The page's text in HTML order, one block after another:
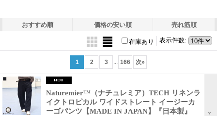
おすすめ順 価格の安い順 売れ筋順
表示件数:
在庫あり
1 2 3 ... 166 次»
Naturemier™（ナチュレミア）TECH リネンラ
イクトロピカル ワイドストレート イージーカ
ーゴパンツ【MADE IN JAPAN】『日本製』